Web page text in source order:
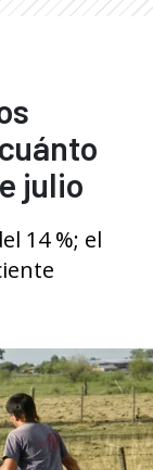
julio
14 %; el